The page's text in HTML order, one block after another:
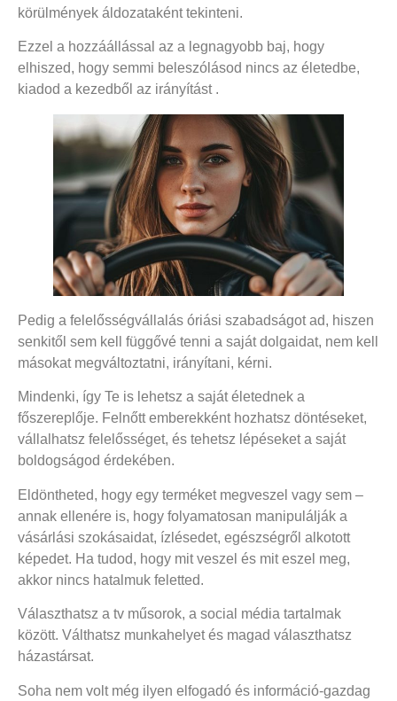
körülmények áldozataként tekinteni.
Ezzel a hozzáállással az a legnagyobb baj, hogy
elhiszed, hogy semmi beleszólásod nincs az életedbe,
kiadod a kezedből az irányítást .
Pedig a felelősségvállalás óriási szabadságot ad, hiszen
senkitől sem kell függővé tenni a saját dolgaidat, nem kell
másokat megváltoztatni, irányítani, kérni.
Mindenki, így Te is lehetsz a saját életednek a
főszereplője. Felnőtt emberekként hozhatsz döntéseket,
vállalhatsz felelősséget, és tehetsz lépéseket a saját
boldogságod érdekében.
Eldöntheted, hogy egy terméket megveszel vagy sem –
annak ellenére is, hogy folyamatosan manipulálják a
vásárlási szokásaidat, ízlésedet, egészségről alkotott
képedet. Ha tudod, hogy mit veszel és mit eszel meg,
akkor nincs hatalmuk feletted.
Választhatsz a tv műsorok, a social média tartalmak
között. Válthatsz munkahelyet és magad választhatsz
házastársat.
Soha nem volt még ilyen elfogadó és információ-gazdag